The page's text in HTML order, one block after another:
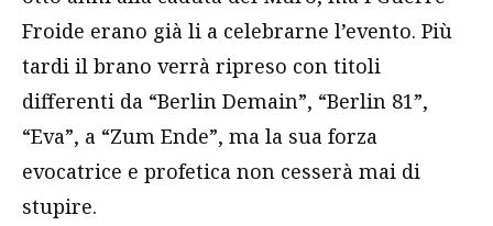
Froide erano già li a celebrarne l’evento. Più
tardi il brano verrà ripreso con titoli
differenti da “Berlin Demain”, “Berlin 81”,
“Eva”, a “Zum Ende”, ma la sua forza
evocatrice e profetica non cesserà mai di
stupire.